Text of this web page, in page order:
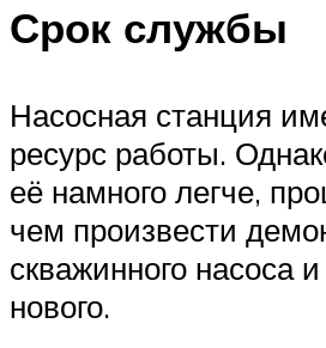
Срок службы
Насосная станция
ресурс работы.
её намного легче,
чем произвести
скважинного насоса
нового.